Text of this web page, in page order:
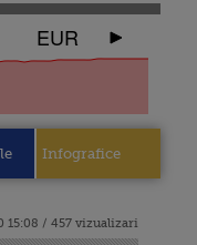
EUR
Infografice
15:08 / 457 vizualizari